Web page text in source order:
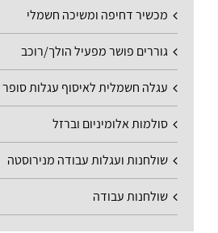
מכשיר דחיפה ומשיכה חשמלי
גוררים פושר מפעיל הולך/רוכב
עגלה חשמלית לאיסוף עגלות סופר
סולמות אלומיניום וברזל
שולחנות ועגלות עבודה מנירוסטה
שולחנות עבודה